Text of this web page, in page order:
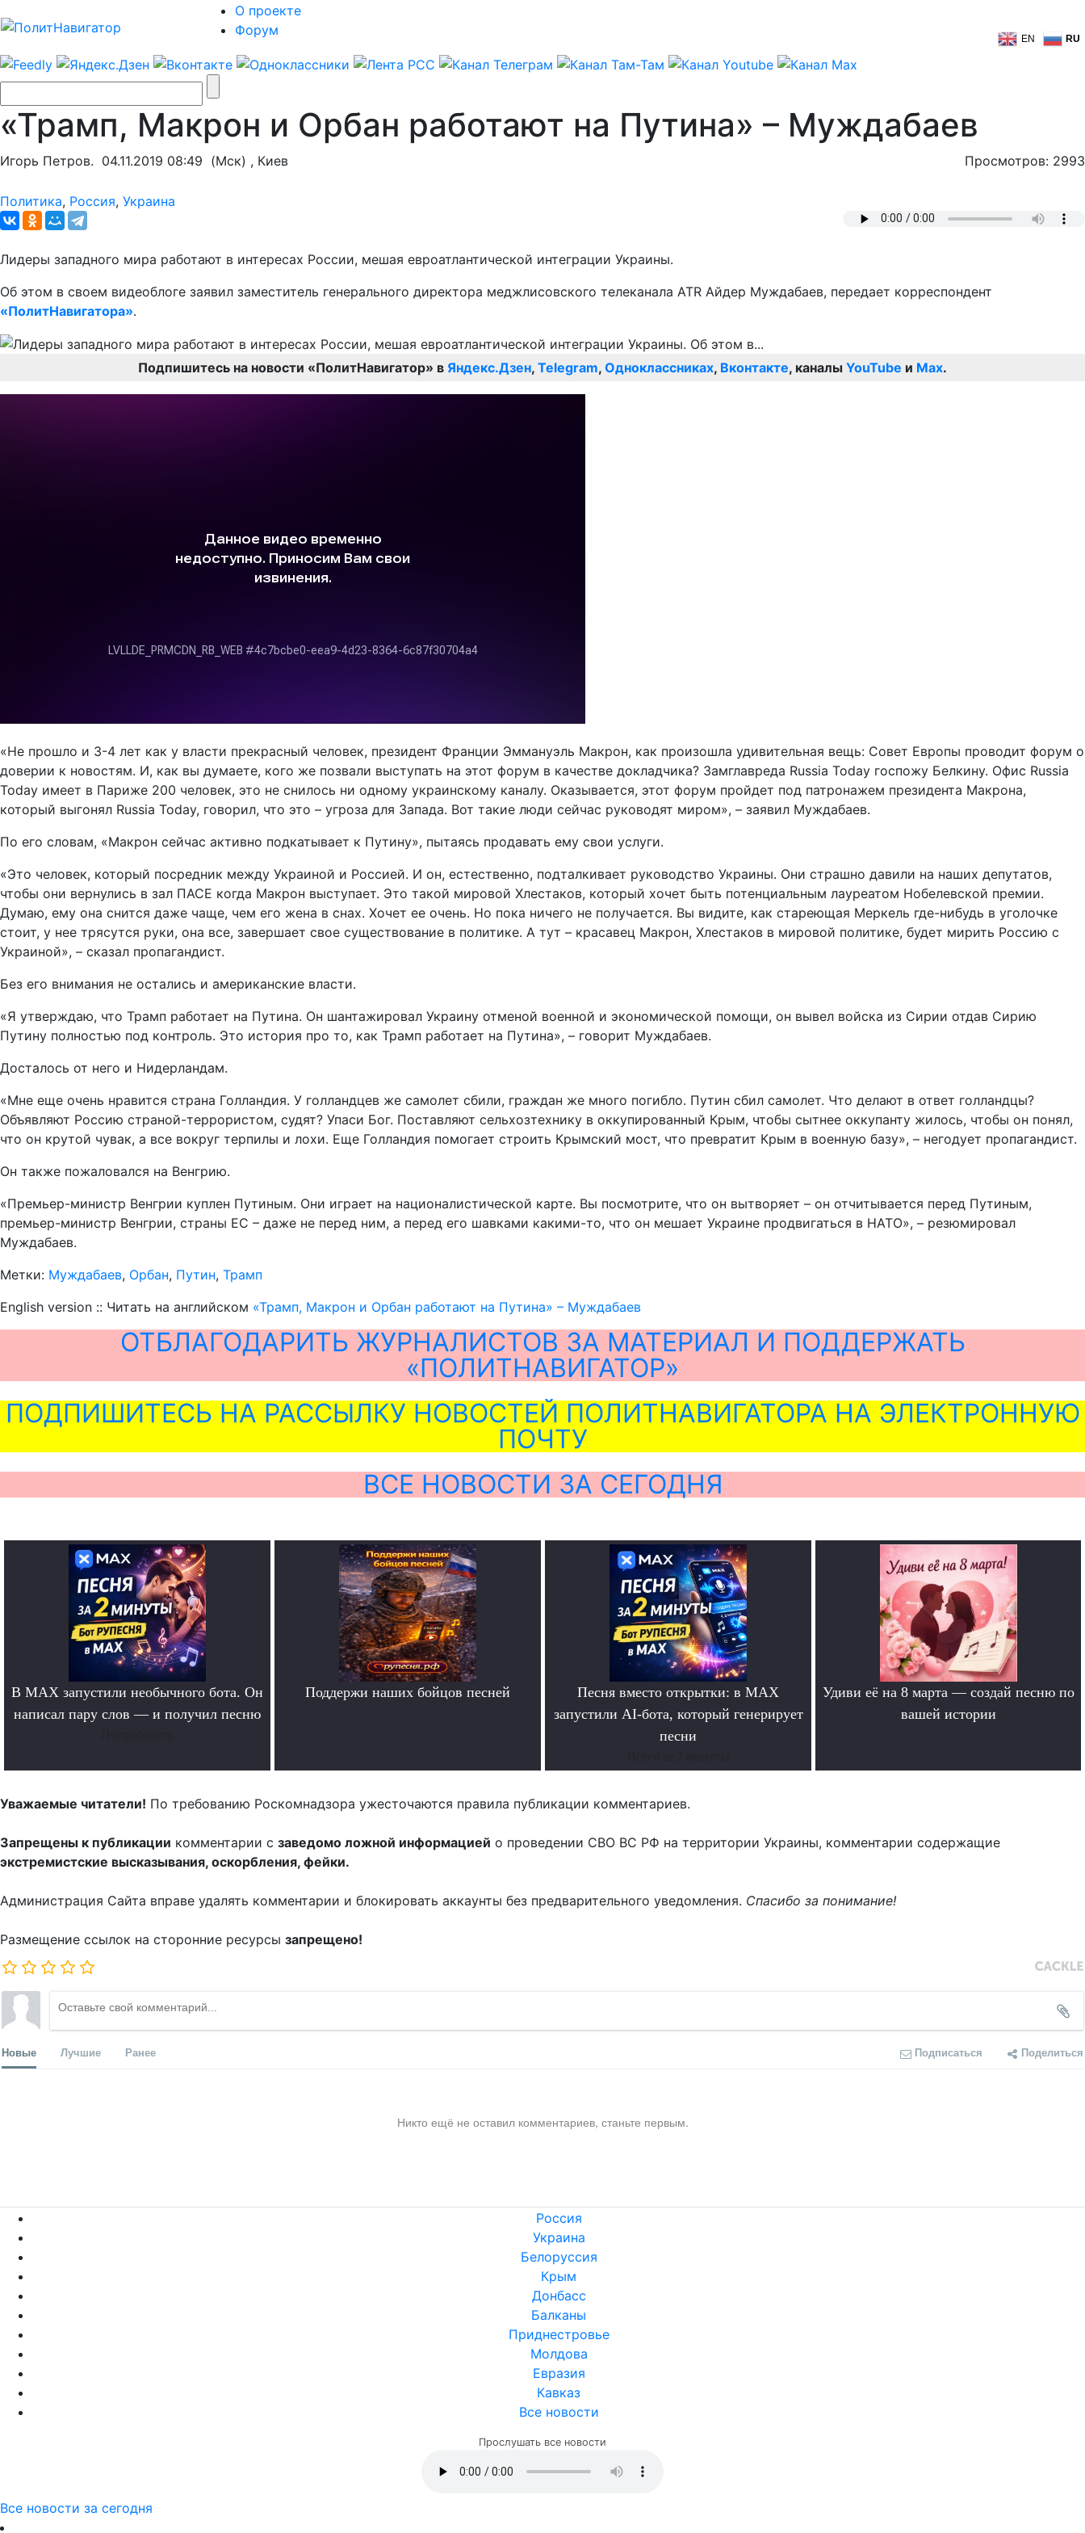
О проекте
Форум
EN RU
«Трамп, Макрон и Орбан работают на Путина» – Муждабаев
Игорь Петров. 04.11.2019 08:49 (Мск) , Киев Просмотров: 2993
Политика, Россия, Украина
Лидеры западного мира работают в интересах России, мешая евроатлантической интеграции Украины.
Об этом в своем видеоблоге заявил заместитель генерального директора меджлисовского телеканала ATR Айдер Муждабаев, передает корреспондент
«ПолитНавигатора».
Подпишитесь на новости «ПолитНавигатор» в Яндекс.Дзен, Telegram, Одноклассниках, Вконтакте, каналы YouTube и Max.
«Не прошло и 3-4 лет как у власти прекрасный человек, президент Франции Эммануэль Макрон, как произошла удивительная вещь: Совет Европы проводит форум о
доверии к новостям. И, как вы думаете, кого же позвали выступать на этот форум в качестве докладчика? Замглавреда Russia Today госпожу Белкину. Офис Russia
Today имеет в Париже 200 человек, это не снилось ни одному украинскому каналу. Оказывается, этот форум пройдет под патронажем президента Макрона,
который выгонял Russia Today, говорил, что это – угроза для Запада. Вот такие люди сейчас руководят миром», – заявил Муждабаев.
По его словам, «Макрон сейчас активно подкатывает к Путину», пытаясь продавать ему свои услуги.
«Это человек, который посредник между Украиной и Россией. И он, естественно, подталкивает руководство Украины. Они страшно давили на наших депутатов,
чтобы они вернулись в зал ПАСЕ когда Макрон выступает. Это такой мировой Хлестаков, который хочет быть потенциальным лауреатом Нобелевской премии.
Думаю, ему она снится даже чаще, чем его жена в снах. Хочет ее очень. Но пока ничего не получается. Вы видите, как стареющая Меркель где-нибудь в уголочке
стоит, у нее трясутся руки, она все, завершает свое существование в политике. А тут – красавец Макрон, Хлестаков в мировой политике, будет мирить Россию с
Украиной», – сказал пропагандист.
Без его внимания не остались и американские власти.
«Я утверждаю, что Трамп работает на Путина. Он шантажировал Украину отменой военной и экономической помощи, он вывел войска из Сирии отдав Сирию
Путину полностью под контроль. Это история про то, как Трамп работает на Путина», – говорит Муждабаев.
Досталось от него и Нидерландам.
«Мне еще очень нравится страна Голландия. У голландцев же самолет сбили, граждан же много погибло. Путин сбил самолет. Что делают в ответ голландцы?
Объявляют Россию страной-террористом, судят? Упаси Бог. Поставляют сельхозтехнику в оккупированный Крым, чтобы сытнее оккупанту жилось, чтобы он понял,
что он крутой чувак, а все вокруг терпилы и лохи. Еще Голландия помогает строить Крымский мост, что превратит Крым в военную базу», – негодует пропагандист.
Он также пожаловался на Венгрию.
«Премьер-министр Венгрии куплен Путиным. Они играет на националистической карте. Вы посмотрите, что он вытворяет – он отчитывается перед Путиным,
премьер-министр Венгрии, страны ЕС – даже не перед ним, а перед его шавками какими-то, что он мешает Украине продвигаться в НАТО», – резюмировал
Муждабаев.
Метки: Муждабаев, Орбан, Путин, Трамп
English version :: Читать на английском «Трамп, Макрон и Орбан работают на Путина» – Муждабаев
ОТБЛАГОДАРИТЬ ЖУРНАЛИСТОВ ЗА МАТЕРИАЛ И ПОДДЕРЖАТЬ
«ПОЛИТНАВИГАТОР»
ПОДПИШИТЕСЬ НА РАССЫЛКУ НОВОСТЕЙ ПОЛИТНАВИГАТОРА НА ЭЛЕКТРОННУЮ
ПОЧТУ
ВСЕ НОВОСТИ ЗА СЕГОДНЯ
В MAX запустили необычного бота. Он
написал пару слов — и получил песню
Поддержи наших бойцов песней
Песня вместо открытки: в MAX
запустили AI-бота, который генерирует
песни
Удиви её на 8 марта — создай песню по
вашей истории
Уважаемые читатели! По требованию Роскомнадзора ужесточаются правила публикации комментариев.
Запрещены к публикации комментарии с заведомо ложной информацией о проведении СВО ВС РФ на территории Украины, комментарии содержащие
экстремистские высказывания, оскорбления, фейки.
Администрация Сайта вправе удалять комментарии и блокировать аккаунты без предварительного уведомления. Спасибо за понимание!
Размещение ссылок на сторонние ресурсы запрещено!
Новые Лучшие Ранее Подписаться Поделиться
Никто ещё не оставил комментариев, станьте первым.
Россия
Украина
Белоруссия
Крым
Донбасс
Балканы
Приднестровье
Молдова
Евразия
Кавказ
Все новости
Прослушать все новости
Все новости за сегодня